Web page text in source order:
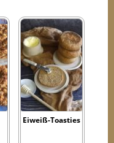
Eiweiß-Toasties